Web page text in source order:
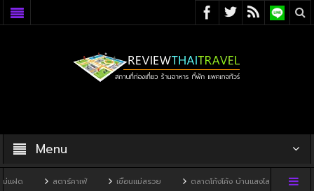
Menu
ฝด สตาร์คาเฟ่ เขื่อนแม่สรวย ตลาดโก้งโค้ง บ้านแสงโสม ทิวผ